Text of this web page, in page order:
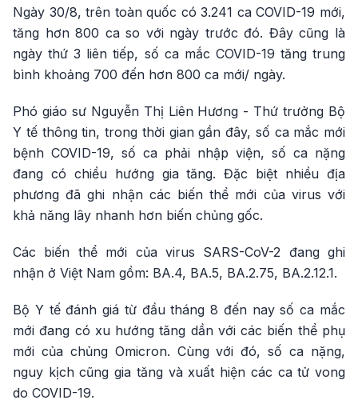
Ngày 30/8, trên toàn quốc có 3.241 ca COVID-19 mới,
tăng hơn 800 ca so với ngày trước đó. Đây cũng là
ngày thứ 3 liên tiếp, số ca mắc COVID-19 tăng trung
bình khoảng 700 đến hơn 800 ca mới/ ngày.
Phó giáo sư Nguyễn Thị Liên Hương - Thứ trưởng Bộ
Y tế thông tin, trong thời gian gần đây, số ca mắc mới
bệnh COVID-19, số ca phải nhập viện, số ca nặng
đang có chiều hướng gia tăng. Đặc biệt nhiều địa
phương đã ghi nhận các biến thể mới của virus với
khả năng lây nhanh hơn biến chủng gốc.
Các biến thể mới của virus SARS-CoV-2 đang ghi
nhận ở Việt Nam gồm: BA.4, BA.5, BA.2.75, BA.2.12.1.
Bộ Y tế đánh giá từ đầu tháng 8 đến nay số ca mắc
mới đang có xu hướng tăng dần với các biến thể phụ
mới của chủng Omicron. Cùng với đó, số ca nặng,
nguy kịch cũng gia tăng và xuất hiện các ca tử vong
do COVID-19.